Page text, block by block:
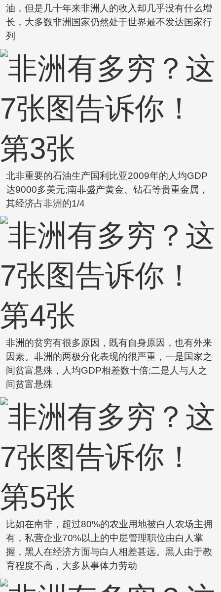
油，但是几十年来非洲人的收入却几乎没有什么增
长，大多数非洲国家仍然处于世界最不发达国家行
列
北非重要的石油生产国利比亚2009年的人均GDP
达9000多美元;南非盛产黄金、钻石等贵重金属，
其经济占非洲的1/4
非洲的贫穷有很多原因，既有自身原因，也有外来
因素。非洲的两极分化表现的很严重，一是国家之
间贫富悬殊，人均GDP相差数十倍;二是人与人之
间贫富悬殊
比如在南非，超过80%的农业用地被白人农场主拥
有，私营企业70%以上的中层管理职位由白人掌
握，黑人在经济方面与白人相差甚远。黑人由于教
育程度不高，大多从事体力劳动